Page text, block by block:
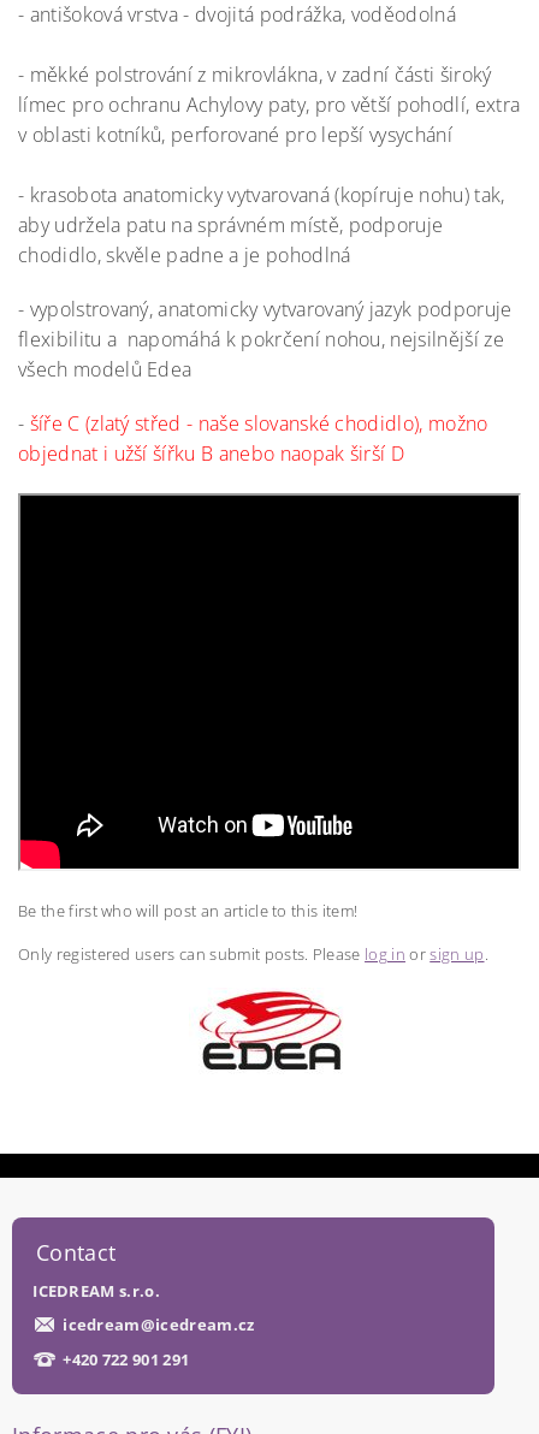
- antišoková vrstva - dvojitá podrážka, voděodolná
- měkké polstrování z mikrovlákna, v zadní části široký
límec pro ochranu Achylovy paty, pro větší pohodlí, extra
v oblasti kotníků, perforované pro lepší vysychání
- krasobota anatomicky vytvarovaná (kopíruje nohu) tak,
aby udržela patu na správném místě, podporuje
chodidlo, skvěle padne a je pohodlná
- vypolstrovaný, anatomicky vytvarovaný jazyk podporuje
flexibilitu a napomáhá k pokrčení nohou, nejsilnější ze
všech modelů Edea
- šíře C (zlatý střed - naše slovanské chodidlo), možno
objednat i užší šířku B anebo naopak širší D
Be the first who will post an article to this item!
Only registered users can submit posts. Please log in orsign up.
Contact
ICEDREAM s.r.o.
icedream@icedream.cz
+420 722 901 291